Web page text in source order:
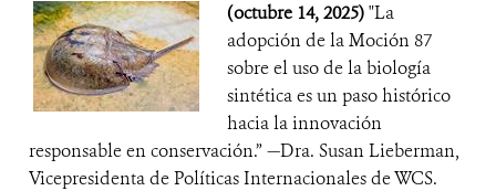
(octubre 14, 2025)"La
adopción de la Moción 87
sobre el uso de la biología
sintética es un paso histórico
hacia la innovación
responsable en conservación.” —Dra. Susan Lieberman,
Vicepresidenta de Políticas Internacionales de WCS.